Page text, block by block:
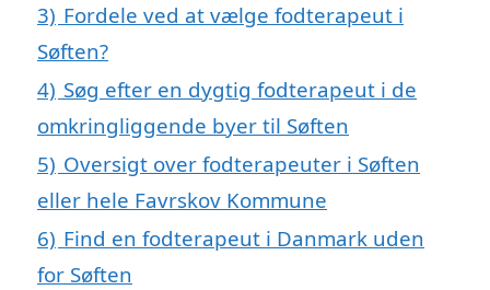
3) Fordele ved at vælge fodterapeut i
Søften?
4) Søg efter en dygtig fodterapeut i de
omkringliggende byer til Søften
5) Oversigt over fodterapeuter i Søften
eller hele Favrskov Kommune
6) Find en fodterapeut i Danmark uden
for Søften